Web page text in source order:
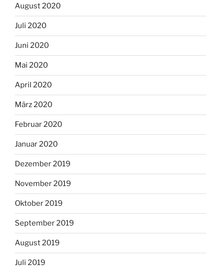
August 2020
Juli 2020
Juni 2020
Mai 2020
April 2020
März 2020
Februar 2020
Januar 2020
Dezember 2019
November 2019
Oktober 2019
September 2019
August 2019
Juli 2019